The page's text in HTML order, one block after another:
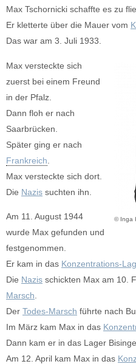
Max Tschornicki schaffte es zu
Er kletterte über die Mauer vom
Das war am 3. Juli 1933.
© Inga
Max versteckte sich
zuerst bei einem Freund
in der Pfalz.
Dann floh er nach
Saarbrücken.
Später ging er nach
Frankreich
Max versteckte sich dort.
Die Nazis suchten ihn.
Am 11. August 1944
wurde Max gefunden und
festgenommen.
Er kam in das Konzentrations-
Die Nazis schickten Max am 10.
Marsch
Der Todes-Marsch führte nach
Im März kam Max in das
Dann kam er in das Lager
Am 12. April kam Max in das